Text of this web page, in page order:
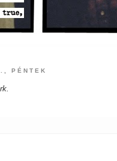
PÉNTEK